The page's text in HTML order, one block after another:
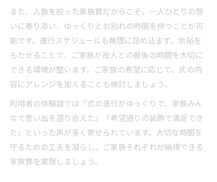
また、人数を絞った家族葬だからこそ、一人ひとりの想
いに寄り添い、ゆっくりとお別れの時間を持つことが可
能です。進行スケジュールも無理に詰め込まず、余裕を
もたせることで、ご家族が故人との最後の時間を大切に
できる環境が整います。ご家族の希望に応じて、式の内
容にアレンジを加えることも検討しましょう。
利用者の体験談では「式の進行がゆっくりで、家族みん
なで思い出を語り合えた」「希望通りの装飾で満足でき
た」といった声が多く寄せられています。大切な時間を
守るための工夫を凝らし、ご家族それぞれが納得できる
家族葬を実現しましょう。